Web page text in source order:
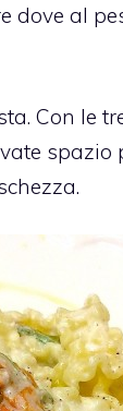
dove al
Con le